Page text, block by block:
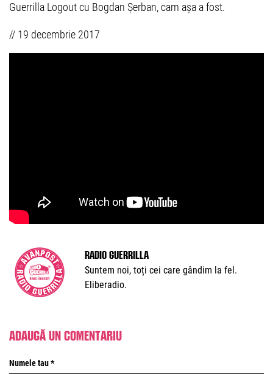
Guerrilla Logout cu Bogdan Șerban, cam așa a fost.
// 19 decembrie 2017
Radio Guerrilla
Suntem noi, toți cei care gândim la fel.
Eliberadio.
Adaugă un comentariu
Numele tau *